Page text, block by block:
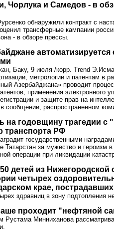
Чорлука и Самедов - в
обнаружили контракт с
трансферные кампании
- в обзоре прессы.
Баку, 9 июля /корр. Trend
метрологии и патентам в
Азербайджана» проводит
применения электронного
и защите прав на
в сообщении, распространенном
на годовщину трагедии с
транспорта РФ
государственными
Татарстан за мужество и героизм
операции при ликвидации
детей из Нижегородской
четырех
крае,
здравниц в зону подтопления
проходит "нефтяной
Рустама Минниханова